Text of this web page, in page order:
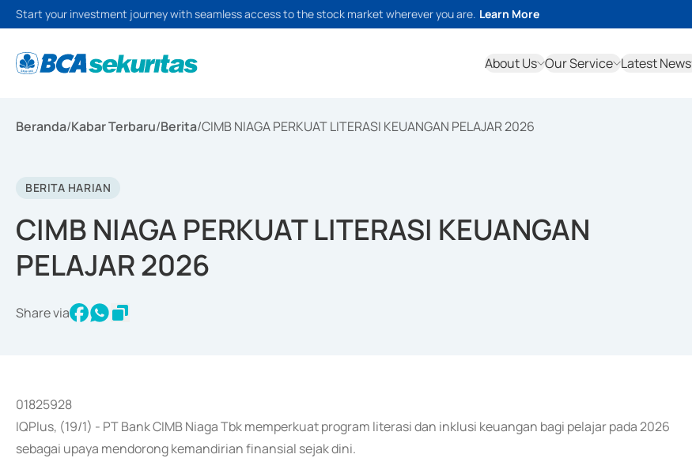
Start your investment journey with seamless access to the stock market wherever you are. Learn More
About Us Our Service Latest News
Beranda/Kabar Terbaru/Berita/CIMB NIAGA PERKUAT LITERASI KEUANGAN PELAJAR 2026
BERITA HARIAN
CIMB NIAGA PERKUAT LITERASI KEUANGAN
PELAJAR 2026
Share via
01825928
IQPlus, (19/1) - PT Bank CIMB Niaga Tbk memperkuat program literasi dan inklusi keuangan bagi pelajar pada 2026
sebagai upaya mendorong kemandirian finansial sejak dini.